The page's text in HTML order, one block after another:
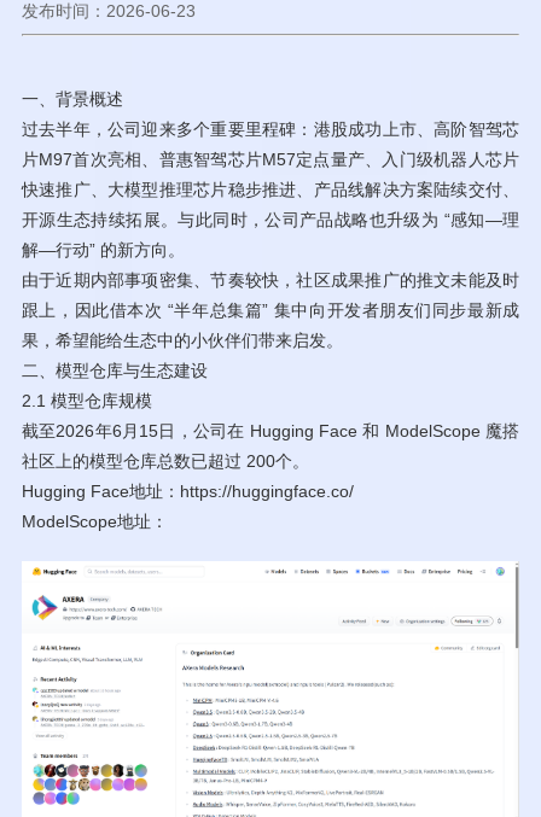
发布时间：2026-06-23
一、背景概述
过去半年，公司迎来多个重要里程碑：港股成功上市、高阶智驾芯
片M97首次亮相、普惠智驾芯片M57定点量产、入门级机器人芯片
快速推广、大模型推理芯片稳步推进、产品线解决方案陆续交付、
开源生态持续拓展。与此同时，公司产品战略也升级为 “感知—理
解—行动” 的新方向。
由于近期内部事项密集、节奏较快，社区成果推广的推文未能及时
跟上，因此借本次 “半年总集篇” 集中向开发者朋友们同步最新成
果，希望能给生态中的小伙伴们带来启发。
二、模型仓库与生态建设
2.1 模型仓库规模
截至2026年6月15日，公司在 Hugging Face 和 ModelScope 魔搭
社区上的模型仓库总数已超过 200个。
Hugging Face地址：https://huggingface.co/
ModelScope地址：